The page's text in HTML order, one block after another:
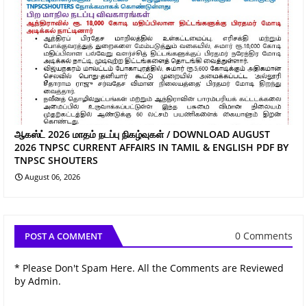
ஆகஸ்ட் 2026 மாதம் நடப்பு நிகழ்வுகள் / DOWNLOAD AUGUST
2026 TNPSC CURRENT AFFAIRS IN TAMIL & ENGLISH PDF BY
TNPSC SHOUTERS
August 06, 2026
POST A COMMENT 0 Comments
* Please Don't Spam Here. All the Comments are Reviewed
by Admin.